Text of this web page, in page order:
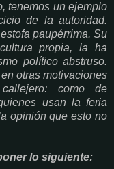
tenemos un ejemplo
de la autoridad.
paupérrima. Su
propia, la ha
político abstruso.
otras motivaciones
como de
usan la feria
opinión que esto no
lo siguiente: